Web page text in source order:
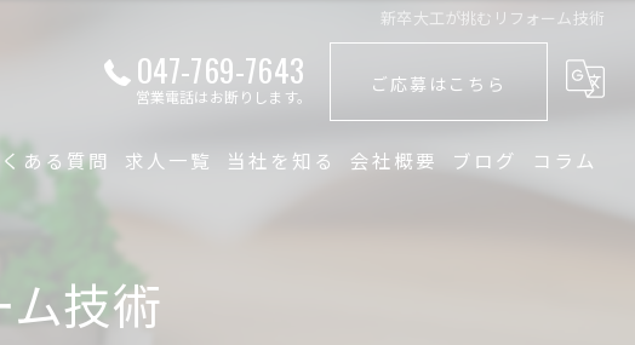
新卒大工が挑むリフォーム技術
047-769-7643
営業電話はお断りします。 ご応募はこちら
ある質問 求人一覧 当社を知る 会社概要 ブログ コラム
技術